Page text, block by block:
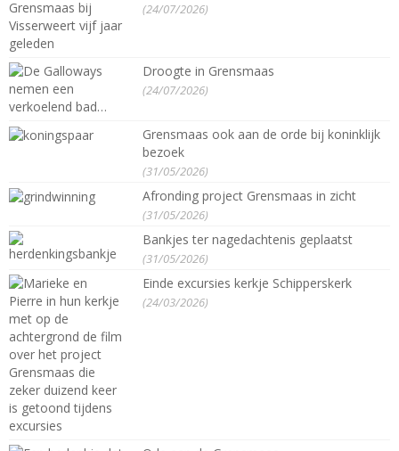
(24/07/2026)
Droogte in Grensmaas
(24/07/2026)
Grensmaas ook aan de orde bij koninklijk
bezoek
(31/05/2026)
Afronding project Grensmaas in zicht
(31/05/2026)
Bankjes ter nagedachtenis geplaatst
(31/05/2026)
Einde excursies kerkje Schipperskerk
(24/03/2026)